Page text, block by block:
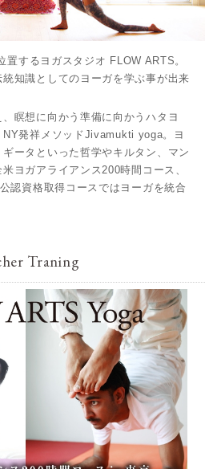
するヨガスタジオ FLOW ARTS。
知識としてのヨーガを学ぶ事が出来
瞑想に向かう準備に向かうハタヨ
NY発祥メソッドJivamukti yoga。ヨ
ータといった哲学やキルタン、マン
ヨガアライアンス200時間コース、
認資格取得コースではヨーガを統合
Traning